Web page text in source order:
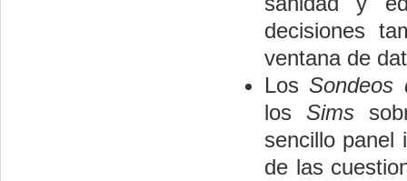
decisiones
ventana de
LosSondeos
los Sims
sencillo panel
de las